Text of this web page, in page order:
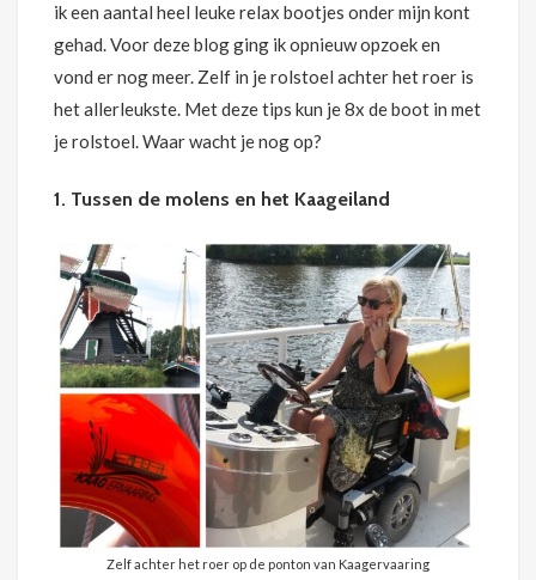
ik een aantal heel leuke relax bootjes onder mijn kont
gehad. Voor deze blog ging ik opnieuw opzoek en
vond er nog meer. Zelf in je rolstoel achter het roer is
het allerleukste. Met deze tips kun je 8x de boot in met
je rolstoel. Waar wacht je nog op?
1. Tussen de molens en het Kaageiland
Zelf achter het roer op de ponton van Kaagervaaring